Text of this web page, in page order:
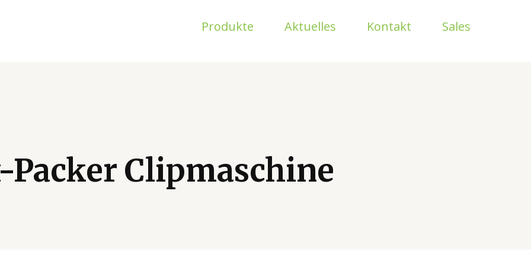
Produkte Aktuelles Kontakt Sales
Clipmaschine